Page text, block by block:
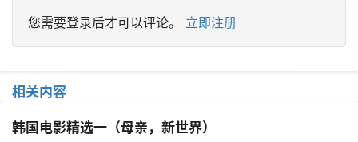
您需要登录后才可以评论。 立即注册
相关内容
韩国电影精选一（母亲，新世界）